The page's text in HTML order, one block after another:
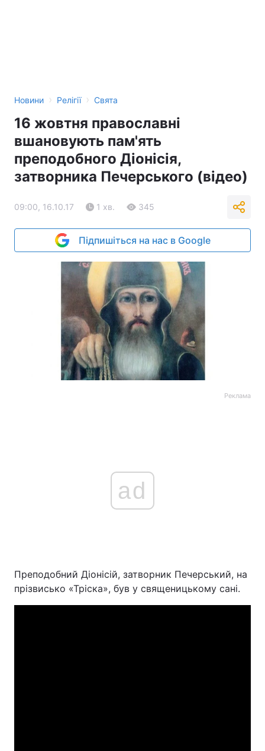
Новини › Релігії › Свята
16 жовтня православні
вшановують пам'ять
преподобного Діонісія,
затворника Печерського (відео)
09:00, 16.10.17 1 хв. 345
Підпишіться на нас в Google
Реклама
ad
Преподобний Діонісій, затворник Печерський, на
прізвисько «Тріска», був у священицькому сані.